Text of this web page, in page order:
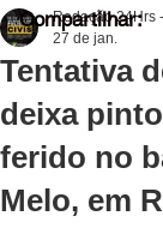
Tentativa
deixa
ferido no
Melo, em
Redação 24Hrs
27 de jan.
Compartilhar: